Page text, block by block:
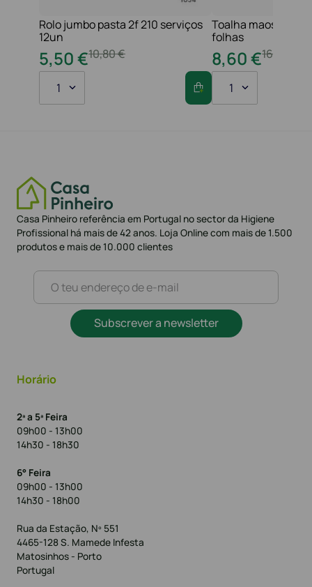
Rolo jumbo pasta 2f 210 serviços
12un
10,80€
5,50€
1
Toalha maos 2f
folhas
16
8,60€
1
Casa Pinheiro referência em Portugal no sector da Higiene
Profissional há mais de 42 anos. Loja Online com mais de 1.500
produtos e mais de 10.000 clientes
Subscrever a newsletter
Horário
2ª a 5ª Feira
09h00 - 13h00
14h30 - 18h30
6° Feira
09h00 - 13h00
14h30 - 18h00
Rua da Estação, Nº 551
4465-128 S. Mamede Infesta
Matosinhos - Porto
Portugal